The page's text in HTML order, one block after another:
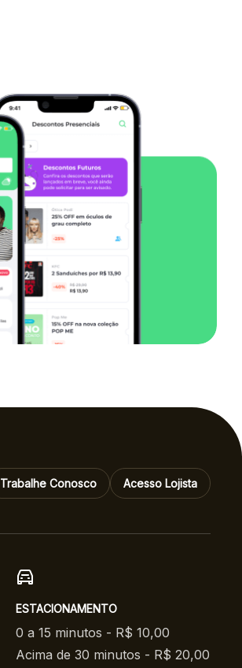
Trabalhe Conosco Acesso Lojista
ESTACIONAMENTO
0 a 15 minutos - R$ 10,00
Acima de 30 minutos - R$ 20,00